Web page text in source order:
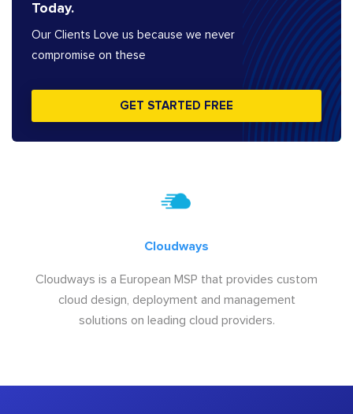
Today.
Our Clients Love us because we never
compromise on these
GET STARTED FREE
Cloudways
Cloudways is a European MSP that provides custom
cloud design, deployment and management
solutions on leading cloud providers.